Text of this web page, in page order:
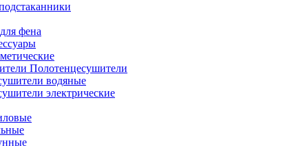
фена
Полотенцесушители
водяные
электрические